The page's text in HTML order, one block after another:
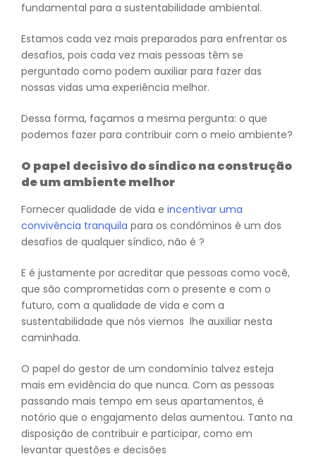
fundamental para a sustentabilidade ambiental.
Estamos cada vez mais preparados para enfrentar os
desafios, pois cada vez mais pessoas têm se
perguntado como podem auxiliar para fazer das
nossas vidas uma experiência melhor.
Dessa forma, façamos a mesma pergunta: o que
podemos fazer para contribuir com o meio ambiente?
O papel decisivo do síndico na construção
de um ambiente melhor
Fornecer qualidade de vida e incentivar uma
convivência tranquila para os condôminos é um dos
desafios de qualquer síndico, não é ?
E é justamente por acreditar que pessoas como você,
que são comprometidas com o presente e com o
futuro, com a qualidade de vida e com a
sustentabilidade que nós viemos lhe auxiliar nesta
caminhada.
O papel do gestor de um condomínio talvez esteja
mais em evidência do que nunca. Com as pessoas
passando mais tempo em seus apartamentos, é
notório que o engajamento delas aumentou. Tanto na
disposição de contribuir e participar, como em
levantar questões e decisões